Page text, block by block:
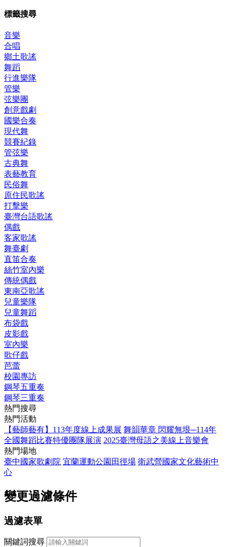
標籤搜尋
音樂
合唱
鄉土歌謠
舞蹈
行進樂隊
管樂
弦樂團
創意戲劇
國樂合奏
現代舞
競賽紀錄
管弦樂
古典舞
表藝教育
民俗舞
原住民歌謠
打擊樂
臺灣台語歌謠
偶戲
客家歌謠
舞臺劇
直笛合奏
絲竹室內樂
傳統偶戲
東南亞歌謠
兒童樂隊
兒童舞蹈
布袋戲
皮影戲
室內樂
歌仔戲
芭蕾
校園專訪
鋼琴五重奏
鋼琴三重奏
熱門搜尋
熱門活動
【藝師藝有】113年度線上成果展 舞韻華章 閃耀無垠─114年
全國舞蹈比賽特優團隊展演 2025臺灣母語之美線上音樂會
熱門場地
臺中國家歌劇院 宜蘭運動公園田徑場 衛武營國家文化藝術中
心
變更過濾條件
過濾表單
關鍵詞搜尋